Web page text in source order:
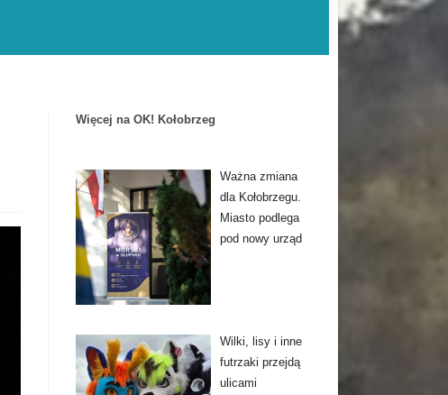
Więcej na OK! Kołobrzeg
Ważna zmiana
dla Kołobrzegu.
Miasto podlega
pod nowy urząd
Wilki, lisy i inne
futrzaki przejdą
ulicami